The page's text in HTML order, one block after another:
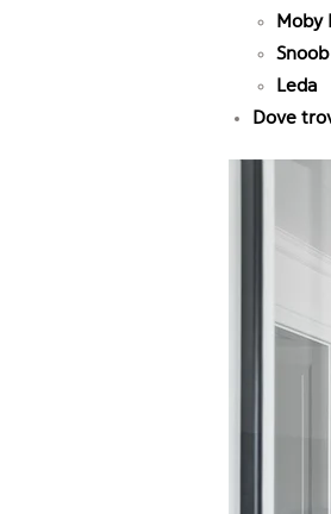
Moby
Snoob
Leda
Dove